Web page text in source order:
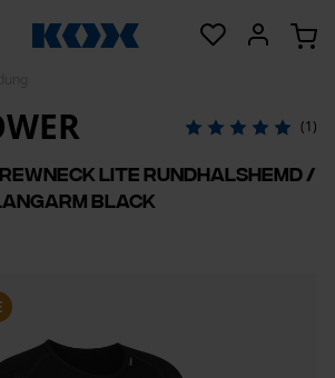
(1)
LITE Rundhalshemd /
Black